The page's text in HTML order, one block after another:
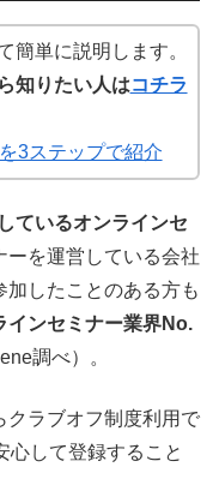
簡単に説明します。
知りたい人はコチラ
3ステップで紹介
ているオンラインセ
ーを運営している会社
したことのある方も
インセミナー業界No.
調べ）。
クラブオフ制度利用で
心して登録すること